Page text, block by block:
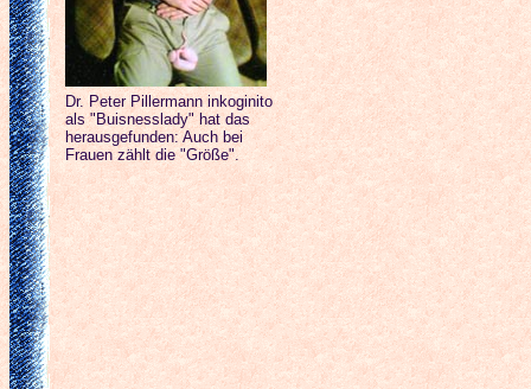
Dr. Peter Pillermann inkoginito
als "Buisnesslady" hat das
herausgefunden: Auch bei
Frauen zählt die "Größe".